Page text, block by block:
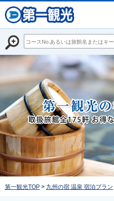
第一観光TOP > 九州の宿 温泉 宿泊プラン